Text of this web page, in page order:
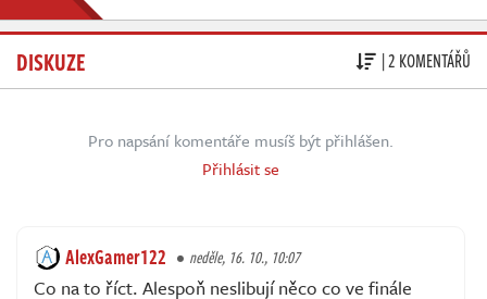
DISKUZE | 2 KOMENTÁŘŮ
Pro napsání komentáře musíš být přihlášen.
Přihlásit se
AlexGamer122 neděle, 16. 10., 10:07
Co na to říct. Alespoň neslibují něco co ve finále